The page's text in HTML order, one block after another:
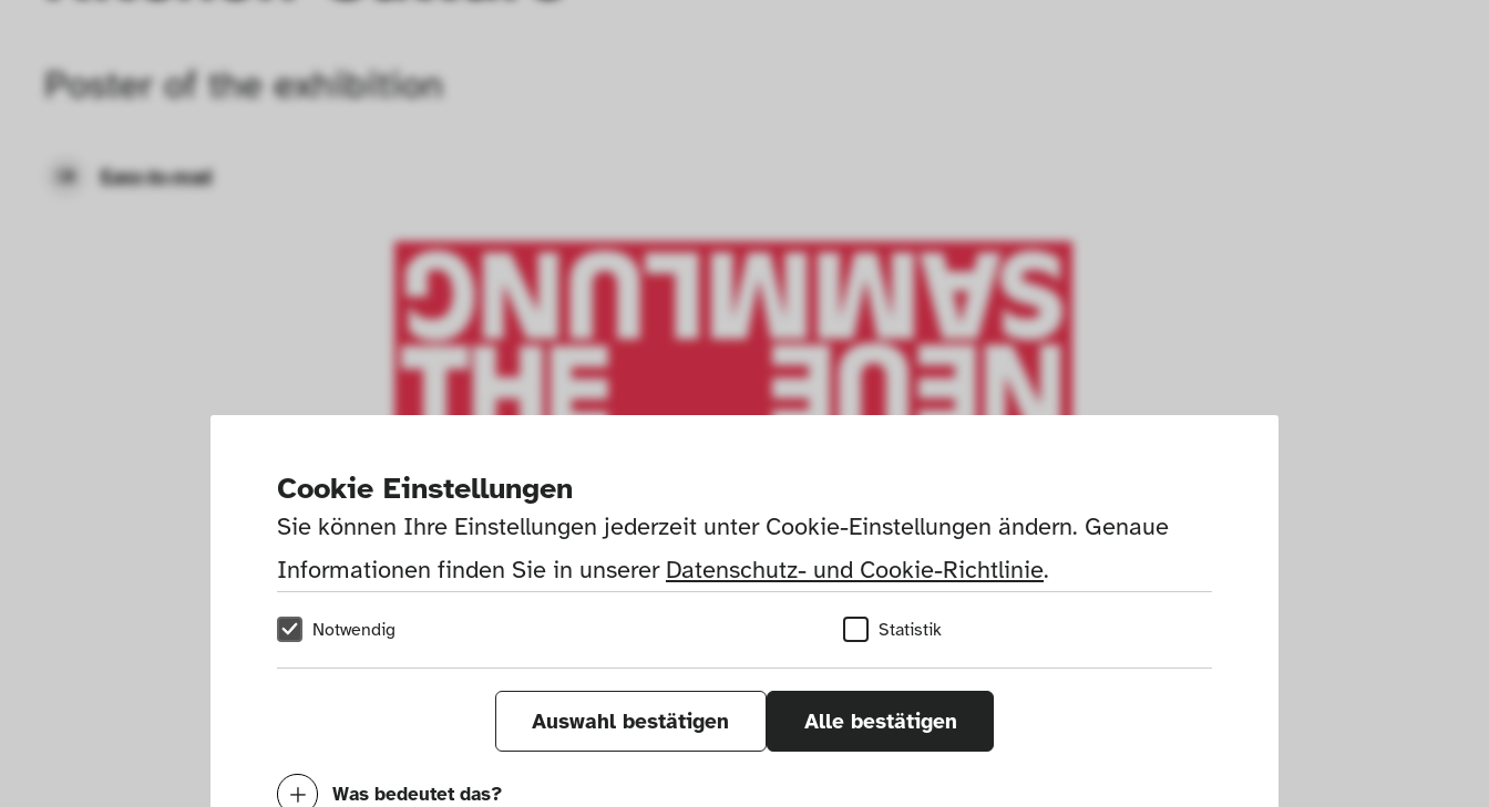
Cookie Einstellungen
Sie können Ihre Einstellungen jederzeit unter Cookie-Einstellungen ändern. Genaue
Informationen finden Sie in unserer Datenschutz- und Cookie-Richtlinie.
Notwendig Statistik
Auswahl bestätigen Alle bestätigen
Was bedeutet das?
Poster of the exhibition
Easy-to-read